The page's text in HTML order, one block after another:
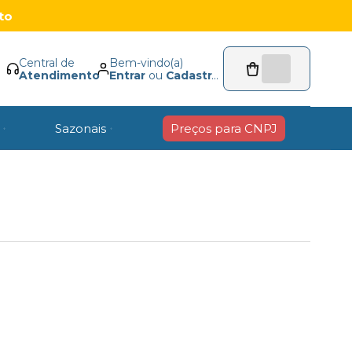
Central de
Atendimento
Bem-vindo(a)
Entrar ou Cadastrar
Sazonais Preços para CNPJ